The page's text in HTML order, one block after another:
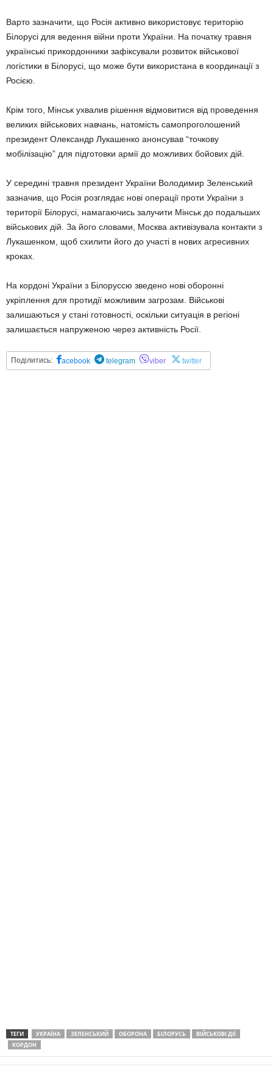
Варто зазначити, що Росія активно використовує територію
Білорусі для ведення війни проти України. На початку травня
українські прикордонники зафіксували розвиток військової
логістики в Білорусі, що може бути використана в координації з
Росією.
Крім того, Мінськ ухвалив рішення відмовитися від проведення
великих військових навчань, натомість самопроголошений
президент Олександр Лукашенко анонсував “точкову
мобілізацію” для підготовки армії до можливих бойових дій.
У середині травня президент України Володимир Зеленський
зазначив, що Росія розглядає нові операції проти України з
території Білорусі, намагаючись залучити Мінськ до подальших
військових дій. За його словами, Москва активізувала контакти з
Лукашенком, щоб схилити його до участі в нових агресивних
кроках.
На кордоні України з Білоруссю зведено нові оборонні
укріплення для протидії можливим загрозам. Військові
залишаються у стані готовності, оскільки ситуація в регіоні
залишається напруженою через активність Росії.
Поділитись: acebook telegram viber twitter
ТЕГИ УКРАЇНА ЗЕ́ЛЕНСЬКИЙ ОБОРОНА БІЛОРУСЬ
ВІЙСЬКОВІ ДІЇ
КОРДОН